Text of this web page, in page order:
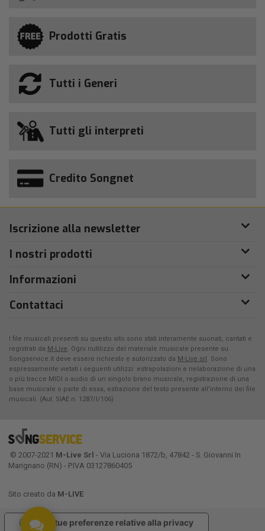
Prodotti Gratis
Tutti i Generi
Tutti gli interpreti
Credito Songnet
Iscrizione alla newsletter
I nostri prodotti
Informazioni
Contattaci
I file musicali presenti su questo sito sono stati interamente suonati, cantati e
registrati da M-Live. Ogni riutilizzo del materiale musicale presente su
Songservice.it deve essere richiesto e autorizzato da M-Live srl. Sono
espressamente vietati i seguenti utilizzi: estrapolazioni e rielaborazione di una
o più tracce MIDI o audio di un singolo brano musicale, registrazione di una
base musicale o parte di essa, estrazione del testo presente all'interno dei file
musicali. (Aut. SIAE n. 1287/I/106)
© 2007-2021 M-Live Srl - Via Luciona 1872/b, 47842 - S. Giovanni In
Marignano (RN) - P.IVA 03127860405
Sito creato da M-LIVE
Le tue preferenze relative alla privacy